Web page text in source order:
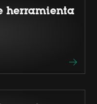
herramienta